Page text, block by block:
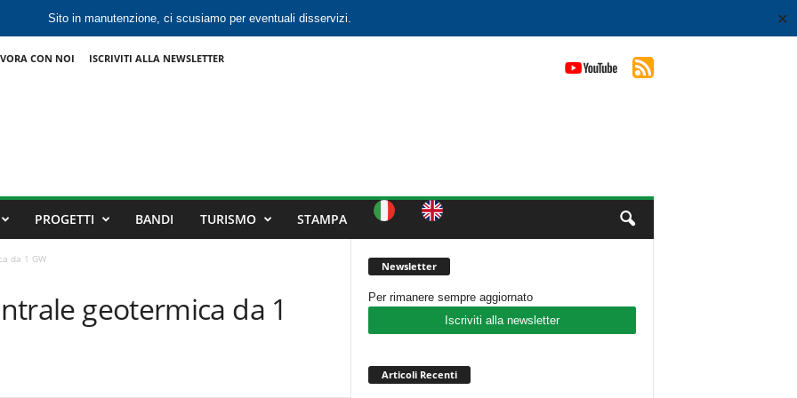
Sito in manutenzione, ci scusiamo per eventuali disservizi. ✕
CON NOI ISCRIVITI ALLA NEWSLETTER
PROGETTI BANDI TURISMO STAMPA
da 1 GW
geotermica da 1
Newsletter
Per rimanere sempre aggiornato
Iscriviti alla newsletter
Articoli Recenti